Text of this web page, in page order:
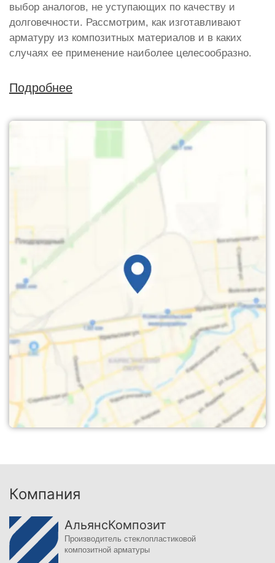
выбор аналогов, не уступающих по качеству и
долговечности. Рассмотрим, как изготавливают
арматуру из композитных материалов и в каких
случаях ее применение наиболее целесообразно.
Подробнее
Компания
АльянсКомпозит
Производитель стеклопластиковой
композитной арматуры